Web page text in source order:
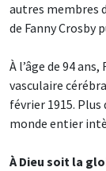
autres membres
de Fanny Crosby
À l’âge de 94
vasculaire
février 1915. Plus
monde entier
À Dieu soit la